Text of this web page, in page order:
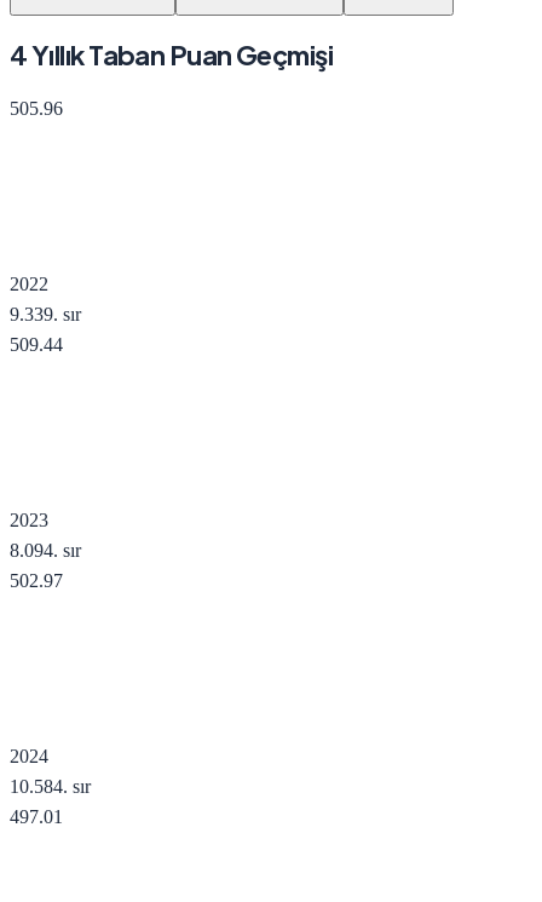
4 Yıllık Taban Puan Geçmişi
505.96
2022
9.339. sır
509.44
2023
8.094. sır
502.97
2024
10.584. sır
497.01